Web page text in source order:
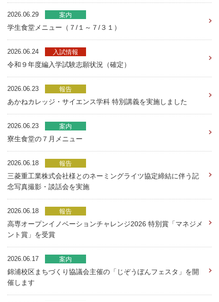
2026.06.29 案内
学生食堂メニュー（７/１～７/３１）
2026.06.24 入試情報
令和９年度編入学試験志願状況（確定）
2026.06.23 報告
あかねカレッジ・サイエンス学科 特別講義を実施しました
2026.06.23 案内
寮生食堂の７月メニュー
2026.06.18 報告
三菱重工業株式会社様とのネーミングライツ協定締結に伴う記
念写真撮影・談話会を実施
2026.06.18 報告
高専オープンイノベーションチャレンジ2026 特別賞「マネジメ
ント賞」を受賞
2026.06.17 案内
錦浦校区まちづくり協議会主催の「じぞうぼんフェスタ」を開
催します